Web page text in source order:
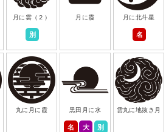
月に雲（２）
別
月に霞 月に北斗星
名
丸に月に霞 黒田月に水
名 大 別
雲丸に地抜き月